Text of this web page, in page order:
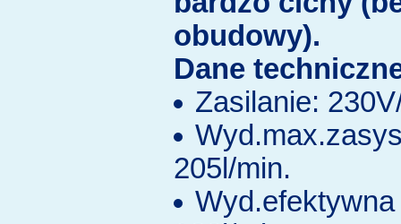
obudowy).
Dane
Zasilanie:
205l/min.